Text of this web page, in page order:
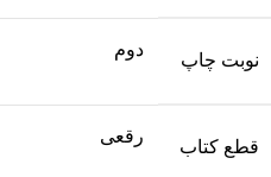
نوبت چاپ
دوم
قطع کتاب
رقعی